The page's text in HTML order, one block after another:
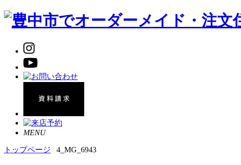
MENU
トップページ 4_MG_6943